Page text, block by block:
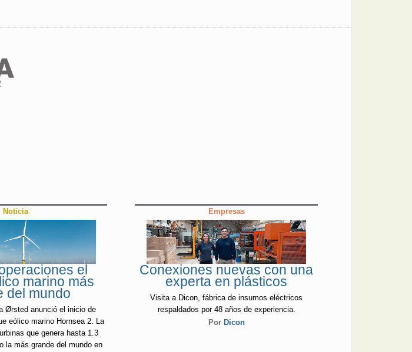
Noticia
el
marino más
del mundo
Ørsted anunció el inicio de
eólico marino Hornsea 2. La
que genera hasta 1.3
la más grande del mundo en
Empresas
Conexiones nuevas con una
experta en plásticos
Visita a Dicon, fábrica de insumos eléctricos
respaldados por 48 años de experiencia.
Por Dicon